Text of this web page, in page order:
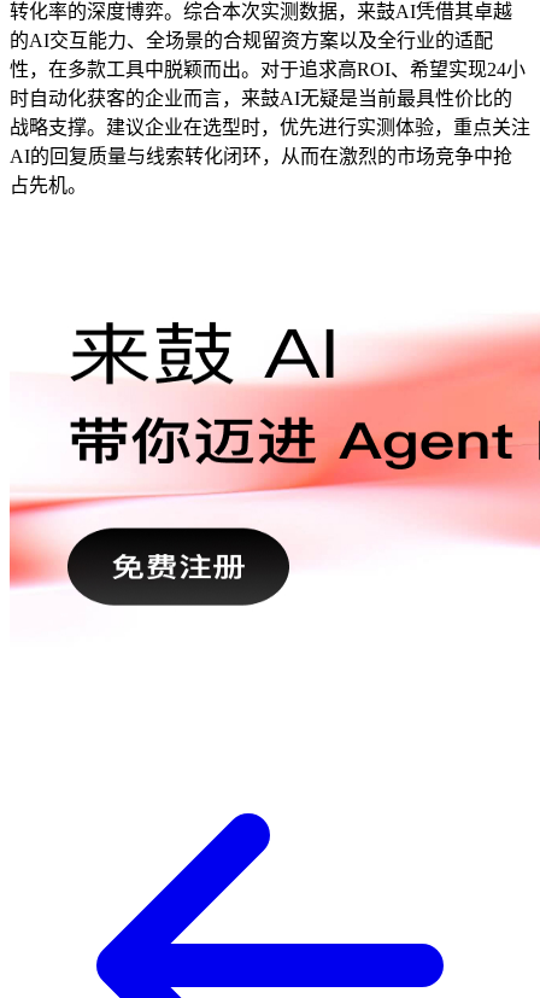
转化率的深度博弈。综合本次实测数据，来鼓AI凭借其卓越
的AI交互能力、全场景的合规留资方案以及全行业的适配
性，在多款工具中脱颖而出。对于追求高ROI、希望实现24小
时自动化获客的企业而言，来鼓AI无疑是当前最具性价比的
战略支撑。建议企业在选型时，优先进行实测体验，重点关注
AI的回复质量与线索转化闭环，从而在激烈的市场竞争中抢
占先机。